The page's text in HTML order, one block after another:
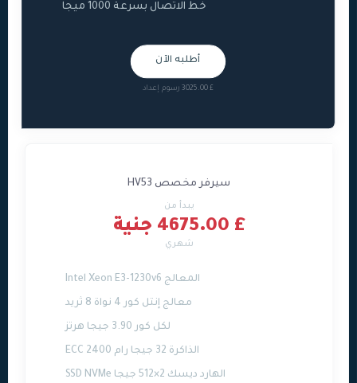
خط الاتصال بسرعة 1000 ميجا
أطلبه الآن
£ 3025.00 رسوم إعداد
سيرفر مخصص HV53
يبدأ من
£ 4675.00 جنية
شهري
المعالج Intel Xeon E3-1230v6
معالج إنتل كور 4 نواة 8 ثريد
لكل كور 3.90 جيجا هرتز
الذاكرة 32 جيجا رام ECC 2400
الهارد ديسك 2×512 جيجا SSD NVMe